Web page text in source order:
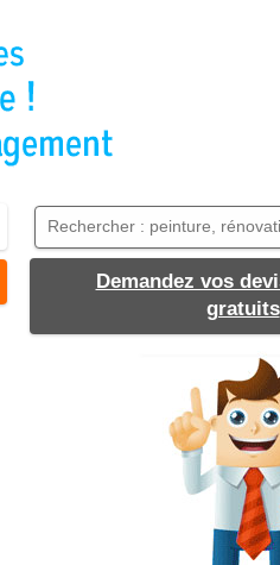
Demandez vos
gratuits